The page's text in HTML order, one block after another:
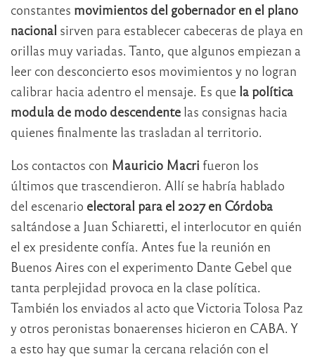
constantes movimientos del gobernador en el plano
nacional sirven para establecer cabeceras de playa en
orillas muy variadas. Tanto, que algunos empiezan a
leer con desconcierto esos movimientos y no logran
calibrar hacia adentro el mensaje. Es que la política
modula de modo descendente las consignas hacia
quienes finalmente las trasladan al territorio.
Los contactos con Mauricio Macri fueron los
últimos que trascendieron. Allí se habría hablado
del escenario electoral para el 2027 en Córdoba
saltándose a Juan Schiaretti, el interlocutor en quién
el ex presidente confía. Antes fue la reunión en
Buenos Aires con el experimento Dante Gebel que
tanta perplejidad provoca en la clase política.
También los enviados al acto que Victoria Tolosa Paz
y otros peronistas bonaerenses hicieron en CABA. Y
a esto hay que sumar la cercana relación con el